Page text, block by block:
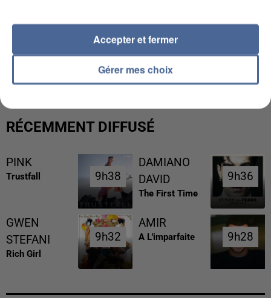
UN SECOND CADRE DE LA DZ MAFIA
INTERPELLÉ EN ALGÉRIE
RÉCEMMENT DIFFUSÉ
PINK
Trustfall 9h38
9h38
DAMIANO
DAVID
The First Time
9h36
9h36
GWEN
STEFANI
Rich Girl
9h32
9h32
AMIR
A L'imparfaite 9h28
9h28
Gérer mes choix
Accepter et fermer